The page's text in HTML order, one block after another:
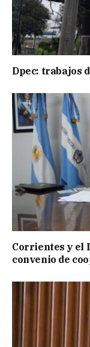
Dpec: trabajos
Corrientes y el
convenio de